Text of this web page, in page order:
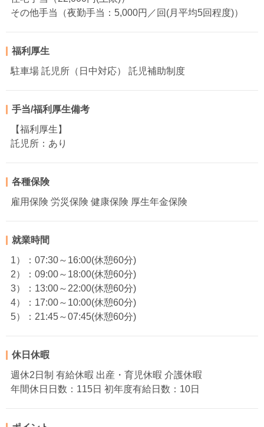
その他手当（夜勤手当：5,000円／回(月平均5回程度)）
福利厚生
駐車場 託児所（日中対応） 託児補助制度
手当/福利厚生備考
【福利厚生】
託児所：あり
各種保険
雇用保険 労災保険 健康保険 厚生年金保険
就業時間
1）：07:30～16:00(休憩60分)
2）：09:00～18:00(休憩60分)
3）：13:00～22:00(休憩60分)
4）：17:00～10:00(休憩60分)
5）：21:45～07:45(休憩60分)
休日休暇
週休2日制 有給休暇 出産・育児休暇 介護休暇
年間休日日数：115日 初年度有給日数：10日